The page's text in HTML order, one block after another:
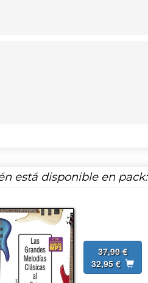
está disponible en pack:
37,90 €
32,95 €